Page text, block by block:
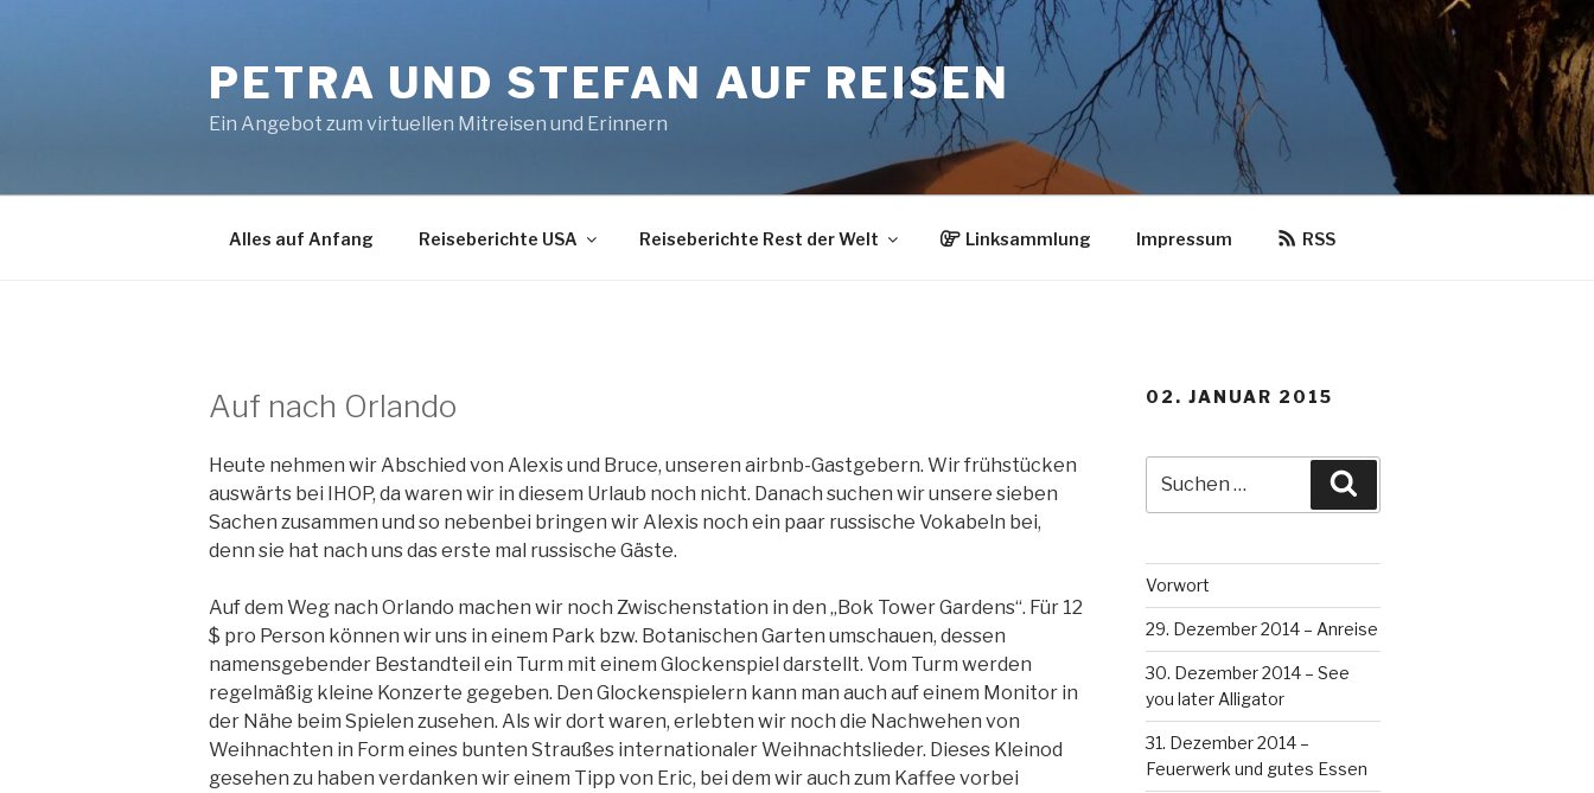
PETRA UND STEFAN AUF REISEN
Ein Angebot zum virtuellen Mitreisen und Erinnern
Alles auf Anfang Reiseberichte USA Reiseberichte Rest der Welt Linksammlung Impressum RSS
02. JANUAR 2015
Auf nach Orlando
Heute nehmen wir Abschied von Alexis und Bruce, unseren airbnb-Gastgebern. Wir frühstücken
auswärts bei IHOP, da waren wir in diesem Urlaub noch nicht. Danach suchen wir unsere sieben
Sachen zusammen und so nebenbei bringen wir Alexis noch ein paar russische Vokabeln bei,
denn sie hat nach uns das erste mal russische Gäste.
Auf dem Weg nach Orlando machen wir noch Zwischenstation in den „Bok Tower Gardens“. Für 12
$ pro Person können wir uns in einem Park bzw. Botanischen Garten umschauen, dessen
namensgebender Bestandteil ein Turm mit einem Glockenspiel darstellt. Vom Turm werden
regelmäßig kleine Konzerte gegeben. Den Glockenspielern kann man auch auf einem Monitor in
der Nähe beim Spielen zusehen. Als wir dort waren, erlebten wir noch die Nachwehen von
Weihnachten in Form eines bunten Straußes internationaler Weihnachtslieder. Dieses Kleinod
gesehen zu haben verdanken wir einem Tipp von Eric, bei dem wir auch zum Kaffee vorbei
nach:
Vorwort
29. Dezember 2014 – Anreise
30. Dezember 2014 – See
you later Alligator
31. Dezember 2014 –
Feuerwerk und gutes Essen